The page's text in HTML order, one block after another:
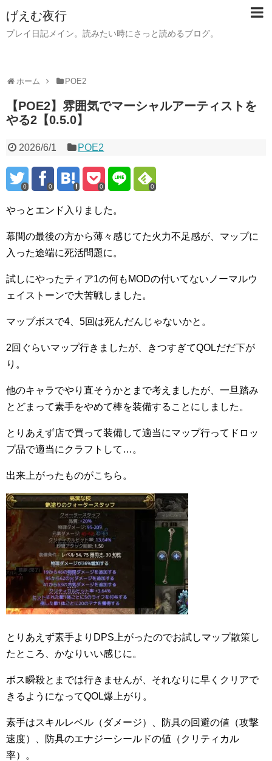
げえむ夜行
プレイ日記メイン。読みたい時にさっと読めるブログ。
ホーム POE2
【POE2】雰囲気でマーシャルアーティストを
やる2【0.5.0】
2026/6/1 POE2
0 0 0 0
やっとエンド入りました。
幕間の最後の方から薄々感じてた火力不足感が、マップに
入った途端に死活問題に。
試しにやったティア1の何もMODの付いてないノーマルウ
ェイストーンで大苦戦しました。
マップボスで4、5回は死んだんじゃないかと。
2回ぐらいマップ行きましたが、きつすぎてQOLだだ下が
り。
他のキャラでやり直そうかとまで考えましたが、一旦踏み
とどまって素手をやめて棒を装備することにしました。
とりあえず店で買って装備して適当にマップ行ってドロッ
プ品で適当にクラフトして…。
出来上がったものがこちら。
とりあえず素手よりDPS上がったのでお試しマップ散策し
たところ、かなりいい感じに。
ボス瞬殺とまでは行きませんが、それなりに早くクリアで
きるようになってQOL爆上がり。
素手はスキルレベル（ダメージ）、防具の回避の値（攻撃
速度）、防具のエナジーシールドの値（クリティカル
率）。